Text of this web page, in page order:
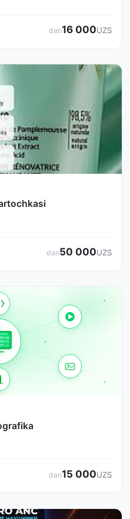
dan16 000UZS
dan50 000UZS
dan15 000UZS